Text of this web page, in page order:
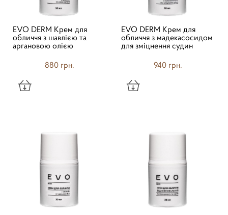
EVO DERM Крем для
обличчя з шавлією та
аргановою олією
880 грн.
EVO DERM Крем для
обличчя з мадекасосидом
для зміцнення судин
940 грн.